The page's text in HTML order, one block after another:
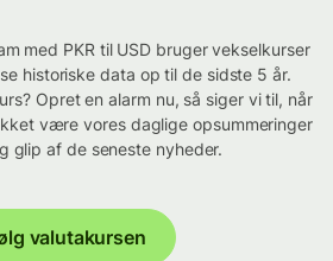
med PKR til USD bruger vekselkurser
historiske data op til de sidste 5 år.
Opret en alarm nu, så siger vi til, når
være vores daglige opsummeringer
glip af de seneste nyheder.
valutakursen